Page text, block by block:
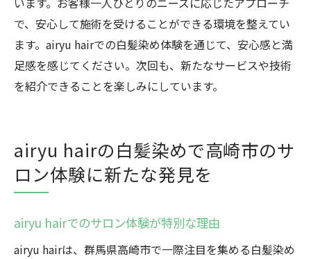
で、安心して施術を受けることができる環境を整えてい
ます。airyu hairでの白髪染め体験を通じて、安心感と満
足感を感じてください。次回も、新たなサービスや技術
を紹介できることを楽しみにしています。
airyu hairの白髪染めで高崎市のサ
ロン体験に新たな発見を
airyu hairでのサロン体験が特別な理由
airyu hairは、群馬県高崎市で一際注目を集める白髪染め